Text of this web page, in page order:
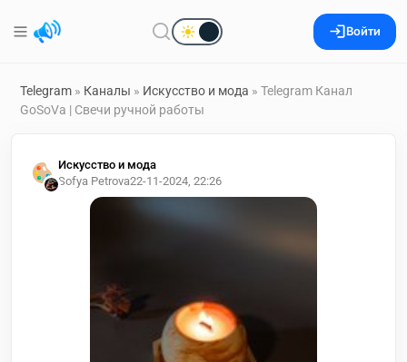
Войти
Telegram » Каналы » Искусство и мода » Telegram Канал
GoSoVa | Свечи ручной работы
Искусство и мода
Sofya Petrova22-11-2024, 22:26